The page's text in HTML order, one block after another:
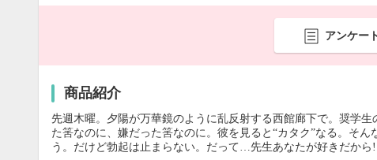
アンケー
商品紹介
先週木曜。夕陽が万華鏡のように乱反射する西館廊下で。奨学
た筈なのに、嫌だった筈なのに。彼を見ると“カタク”なる。そ
う。だけど勃起は止まらない。だって…先生あなたが好きだから